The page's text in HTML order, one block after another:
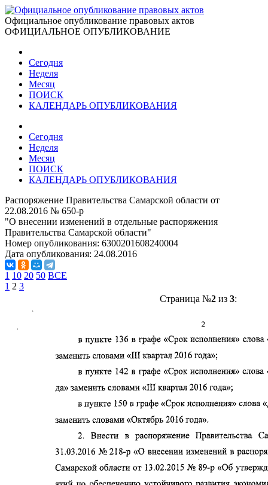
Официальное опубликование правовых актов
ОФИЦИАЛЬНОЕ ОПУБЛИКОВАНИЕ
Сегодня
Неделя
Месяц
ПОИСК
КАЛЕНДАРЬ ОПУБЛИКОВАНИЯ
Сегодня
Неделя
Месяц
ПОИСК
КАЛЕНДАРЬ ОПУБЛИКОВАНИЯ
Распоряжение Правительства Самарской области от
22.08.2016 № 650-р
"О внесении изменений в отдельные распоряжения
Правительства Самарской области"
Номер опубликования: 6300201608240004
Дата опубликования: 24.08.2016
1 10 20 50 ВСЕ
1 2 3
Страница №2из 3: